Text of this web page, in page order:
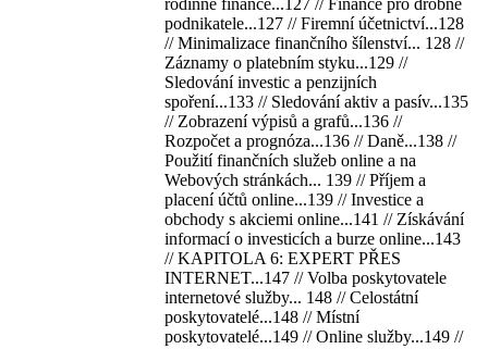
rodinné finance...127 // Finance pro drobné
podnikatele...127 // Firemní účetnictví...128
// Minimalizace finančního šílenství... 128 //
Záznamy o platebním styku...129 //
Sledování investic a penzijních
spoření...133 // Sledování aktiv a pasív...135
// Zobrazení výpisů a grafů...136 //
Rozpočet a prognóza...136 // Daně...138 //
Použití finančních služeb online a na
Webových stránkách... 139 // Příjem a
placení účtů online...139 // Investice a
obchody s akciemi online...141 // Získávání
informací o investicích a burze online...143
// KAPITOLA 6: EXPERT PŘES
INTERNET...147 // Volba poskytovatele
internetové služby... 148 // Celostátní
poskytovatelé...148 // Místní
poskytovatelé...149 // Online služby...149 //